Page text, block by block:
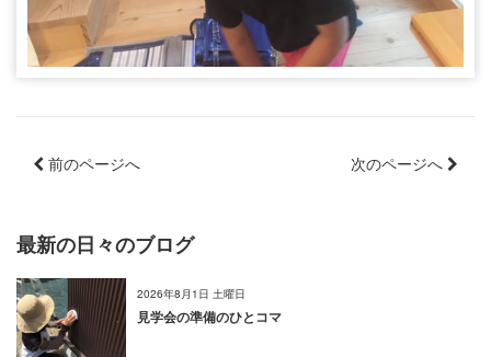
前のページへ 次のページへ
最新の日々のブログ
2026年8月1日 土曜日
見学会の準備のひとコマ